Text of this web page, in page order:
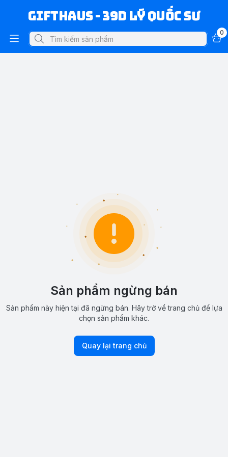
Gifthaus - 39D Lý Quốc Sư
0
Sản phẩm ngừng bán
Sản phẩm này hiện tại đã ngừng bán. Hãy trở về trang chủ để lựa
chọn sản phẩm khác.
Quay lại trang chủ